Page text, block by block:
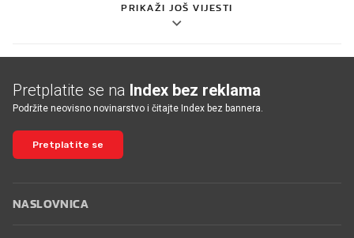
PRIKAŽI JOŠ VIJESTI
Pretplatite se na Index bez reklama
Podržite neovisno novinarstvo i čitajte Index bez bannera.
Pretplatite se
NASLOVNICA